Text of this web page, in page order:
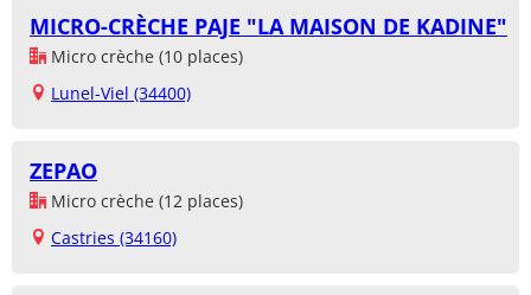
MICRO-CRÈCHE PAJE "LA MAISON DE KADINE"
Micro crèche (10 places)
Lunel-Viel (34400)
ZEPAO
Micro crèche (12 places)
Castries (34160)